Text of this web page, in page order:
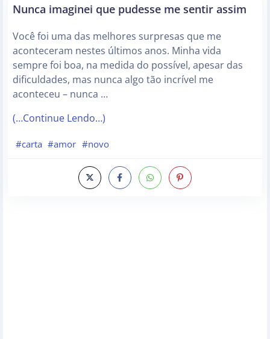
Nunca imaginei que pudesse me sentir assim
Você foi uma das melhores surpresas que me
aconteceram nestes últimos anos. Minha vida
sempre foi boa, na medida do possível, apesar das
dificuldades, mas nunca algo tão incrível me
aconteceu – nunca …
(…Continue Lendo…)
#carta #amor #novo